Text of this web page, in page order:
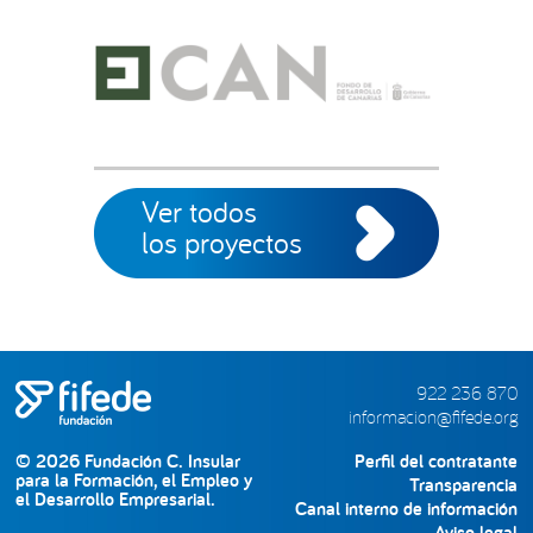
Ver todos
los proyectos
© 2026 Fundación C. Insular
para la Formación, el Empleo y
el Desarrollo Empresarial.
922 236 870
informacion@fifede.org
Perfil del contratante
Transparencia
Canal interno de información